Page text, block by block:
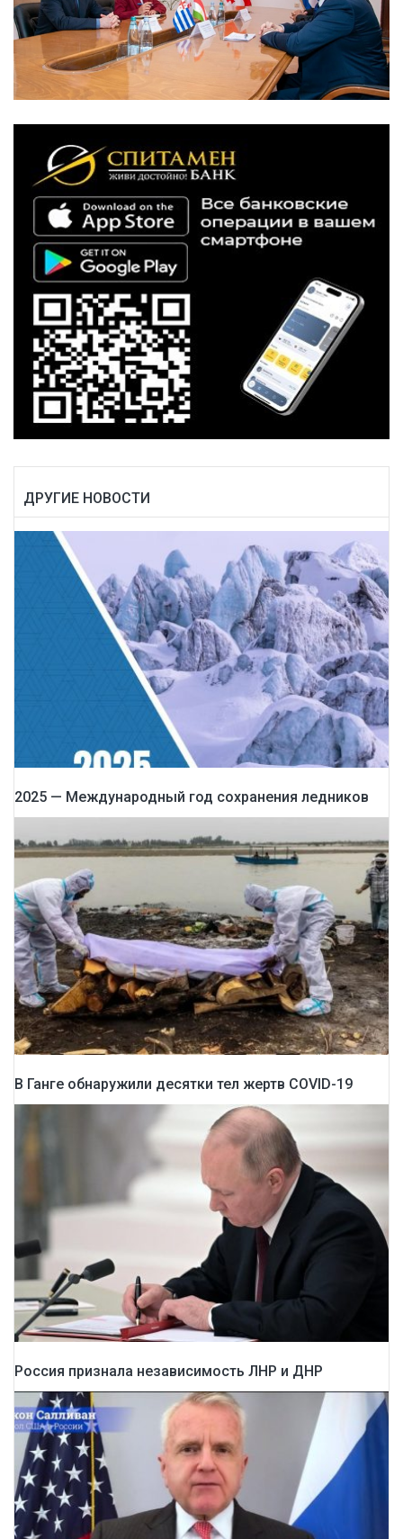
ДРУГИЕ НОВОСТИ
2025 — Международный год сохранения ледников
В Ганге обнаружили десятки тел жертв COVID-19
Россия признала независимость ЛНР и ДНР